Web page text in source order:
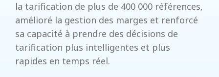
la tarification de plus de 400 000 références,
amélioré la gestion des marges et renforcé
sa capacité à prendre des décisions de
tarification plus intelligentes et plus
rapides en temps réel.